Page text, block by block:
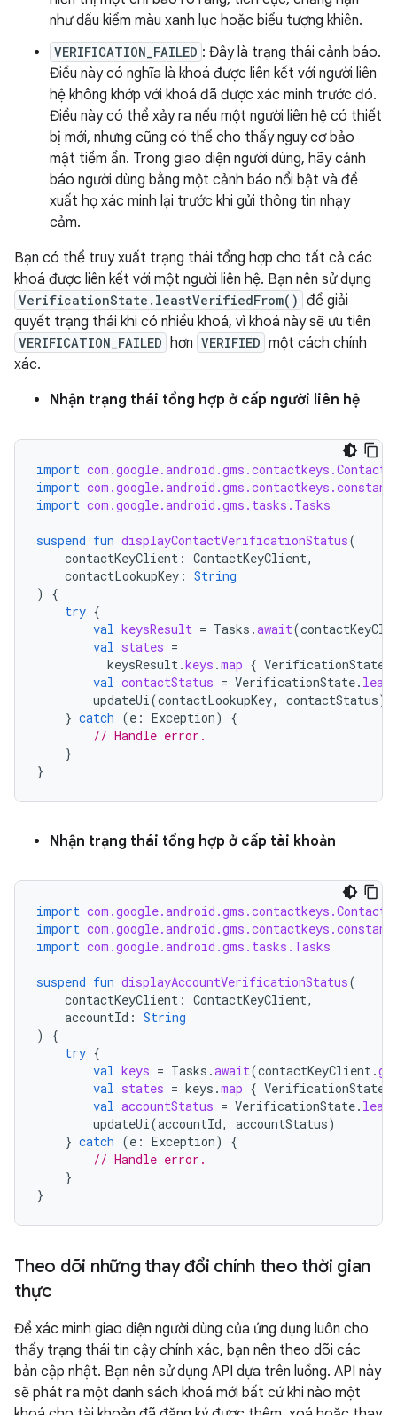
như dấu kiểm màu xanh lục hoặc biểu tượng khiên.
VERIFICATION_FAILED : Đây là trạng thái cảnh báo.
Điều này có nghĩa là khoá được liên kết với người liên
hệ không khớp với khoá đã được xác minh trước đó.
Điều này có thể xảy ra nếu một người liên hệ có thiết
bị mới, nhưng cũng có thể cho thấy nguy cơ bảo
mật tiềm ẩn. Trong giao diện người dùng, hãy cảnh
báo người dùng bằng một cảnh báo nổi bật và đề
xuất họ xác minh lại trước khi gửi thông tin nhạy
cảm.
Bạn có thể truy xuất trạng thái tổng hợp cho tất cả các
khoá được liên kết với một người liên hệ. Bạn nên sử dụng
VerificationState.leastVerifiedFrom() để giải
quyết trạng thái khi có nhiều khoá, vì khoá này sẽ ưu tiên
VERIFICATION_FAILED hơn VERIFIED một cách chính
xác.
Nhận trạng thái tổng hợp ở cấp người liên hệ
import
import
import com.google.android.gms.tasks.Tasks
suspend fun displayContactVerificationStatus(
contactKeyClient : ContactKeyClient,
contactLookupKey : String
)
{
try {
val keysResult = Tasks .await(
val states =
keysResult.keys .map { VerificationState
val contactStatus = VerificationState.
updateUi(contactLookupKey, contactStatus)
} catch (e : Exception)
{
// Handle error.
}
}
Nhận trạng thái tổng hợp ở cấp tài khoản
import
import
import com.google.android.gms.tasks.Tasks
suspend fun displayAccountVerificationStatus(
contactKeyClient : ContactKeyClient,
accountId : String
)
{
try {
val keys = Tasks .await(contactKeyClient.
val states = keys .map { VerificationState
val accountStatus = VerificationState.
updateUi(accountId, accountStatus)
} catch (e : Exception)
{
// Handle error.
}
}
Theo dõi những thay đổi chính theo thời gian
thực
Để xác minh giao diện người dùng của ứng dụng luôn cho
thấy trạng thái tin cậy chính xác, bạn nên theo dõi các
bản cập nhật. Bạn nên sử dụng API dựa trên luồng. API này
sẽ phát ra một danh sách khoá mới bất cứ khi nào một